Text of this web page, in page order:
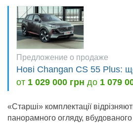
Предложение о продаже
Нові Changan CS 55 Plus:
от 1 029 000 грн до 1 079
«Старші» комплектації
панорамного огляду,